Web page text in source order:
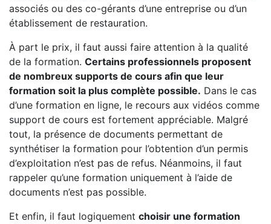
associés ou des co-gérants d’une entreprise ou d’un
établissement de restauration.
À part le prix, il faut aussi faire attention à la qualité
de la formation. Certains professionnels proposent
de nombreux supports de cours afin que leur
formation soit la plus complète possible. Dans le cas
d’une formation en ligne, le recours aux vidéos comme
support de cours est fortement appréciable. Malgré
tout, la présence de documents permettant de
synthétiser la formation pour l’obtention d’un permis
d’exploitation n’est pas de refus. Néanmoins, il faut
rappeler qu’une formation uniquement à l’aide de
documents n’est pas possible.
Et enfin, il faut logiquement choisir une formation